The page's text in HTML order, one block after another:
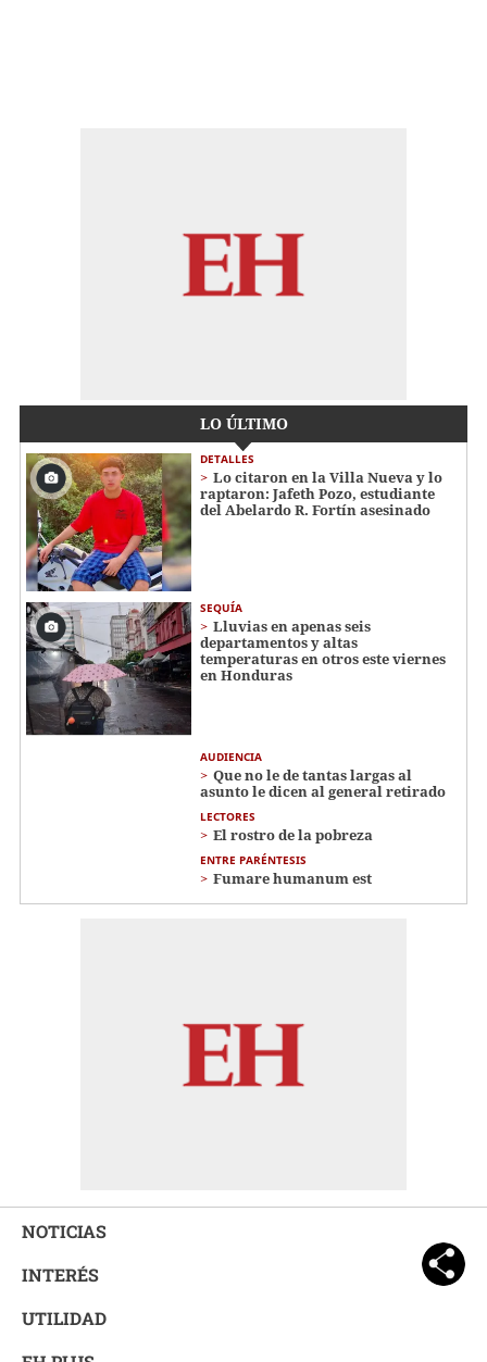
LO ÚLTIMO
DETALLES
Lo citaron en la Villa Nueva y lo
raptaron: Jafeth Pozo, estudiante
del Abelardo R. Fortín asesinado
SEQUÍA
Lluvias en apenas seis
departamentos y altas
temperaturas en otros este viernes
en Honduras
AUDIENCIA
Que no le de tantas largas al
asunto le dicen al general retirado
LECTORES
El rostro de la pobreza
ENTRE PARÉNTESIS
Fumare humanum est
NOTICIAS
INTERÉS
UTILIDAD